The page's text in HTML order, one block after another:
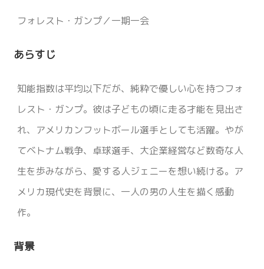
フォレスト・ガンプ／一期一会
あらすじ
知能指数は平均以下だが、純粋で優しい心を持つフォ
レスト・ガンプ。彼は子どもの頃に走る才能を見出さ
れ、アメリカンフットボール選手としても活躍。やが
てベトナム戦争、卓球選手、大企業経営など数奇な人
生を歩みながら、愛する人ジェニーを想い続ける。ア
メリカ現代史を背景に、一人の男の人生を描く感動
作。
背景